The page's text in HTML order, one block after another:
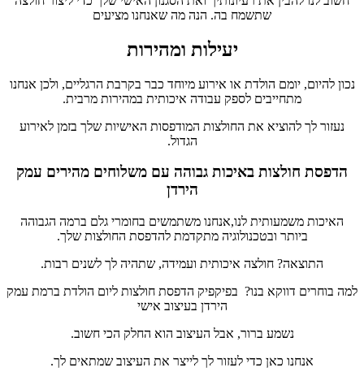
שתשמח בה. הנה מה שאנחנו מציעים
יעילות ומהירות
נכון להיום, יומם הולדת או אירוע מיוחד כבר בקרבת הרגליים, ולכן אנחנו
מתחייבים לספק עבודה איכותית במהירות מרבית.
נעזור לך להוציא את החולצות המודפסות האישיות שלך בזמן לאירוע
הגדול.
הדפסת חולצות באיכות גבוהה עם משלוחים מהירים עמק
הירדן
האיכות משמעותית לנו,אנחנו משתמשים בחומרי גלם ברמה הגבוהה
ביותר ובטכנולוגיה מתקדמת להדפסת החולצות שלך.
התוצאה? חולצה איכותית ועמידה, שתהיה לך לשנים רבות.
למה בוחרים דווקא בנו? בפיקפיק הדפסת חולצות ליום הולדת ברמת עמק
הירדן בעיצוב אישי
נשמע ברור, אבל העיצוב הוא החלק הכי חשוב.
אנחנו כאן כדי לעזור לך לייצר את העיצוב שמתאים לך.